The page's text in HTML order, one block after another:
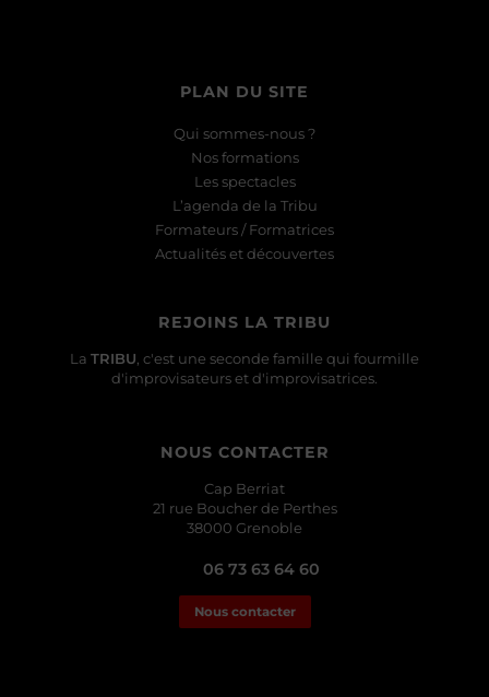
PLAN DU SITE
Qui sommes-nous ?
Nos formations
Les spectacles
L’agenda de la Tribu
Formateurs / Formatrices
Actualités et découvertes
REJOINS LA TRIBU
La TRIBU , c'est une seconde famille qui fourmille
d'improvisateurs et d'improvisatrices.
NOUS CONTACTER
Cap Berriat
21 rue Boucher de Perthes
38000 Grenoble
06 73 63 64 60
Nous contacter